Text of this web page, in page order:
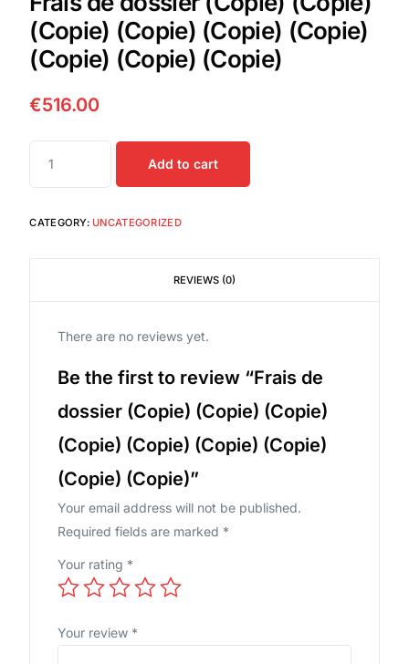
(Copie) (Copie) (Copie) (Copie)
(Copie) (Copie) (Copie)
€516.00
Add to cart
CATEGORY: UNCATEGORIZED
REVIEWS (0)
There are no reviews yet.
Be the first to review “Frais de
dossier (Copie) (Copie) (Copie)
(Copie) (Copie) (Copie) (Copie)
(Copie) (Copie)”
Your email address will not be published.
Required fields are marked *
Your rating *
Your review *